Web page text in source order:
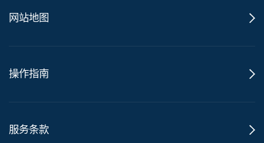
网站地图
操作指南
服务条款